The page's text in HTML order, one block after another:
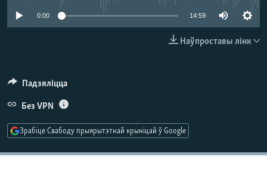
КАЛЯНДАР
НА ХВАЛЯХ СВАБОДЫ
0:00 14:59
Наўпроставы лінк
Падзяліцца
Без VPN
Зрабіце Свабоду прыярытэтнай крыніцай ў Google